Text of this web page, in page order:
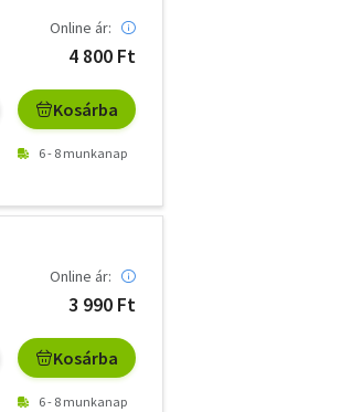
Online ár:
4 800 Ft
Kosárba
6 - 8 munkanap
Online ár:
3 990 Ft
Kosárba
6 - 8 munkanap